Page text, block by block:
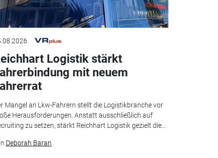
Logistik stärkt
mit neuem
Mangel an Lkw-Fahrern stellt die Logistikbranche vor
Herausforderungen. Anstatt ausschließlich auf
zu setzen, stärkt Reichhart Logistik gezielt die...
Deborah Baran